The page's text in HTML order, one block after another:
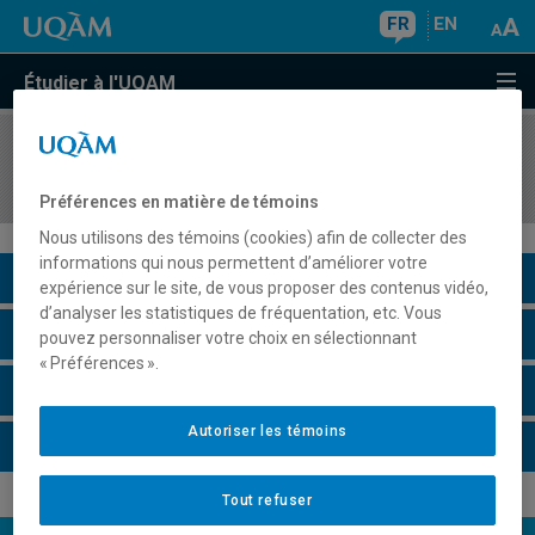
FR EN
Étudier à l'UQAM
COURS//
Description du cours
Horaire - Été 2026
Préférences en matière de témoins
Nous utilisons des témoins (cookies) afin de collecter des
informations qui nous permettent d’améliorer votre
expérience sur le site, de vous proposer des contenus vidéo,
d’analyser les statistiques de fréquentation, etc. Vous
pouvez personnaliser votre choix en sélectionnant
« Préférences ».
Tout refuser
Autoriser les témoins